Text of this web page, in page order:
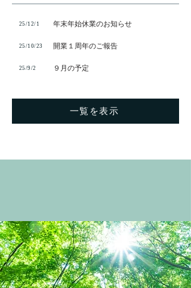
25/12/1 年末年始休業のお知らせ
25/10/23 開業１周年のご報告
25/9/2 ９月の予定
一覧を表示